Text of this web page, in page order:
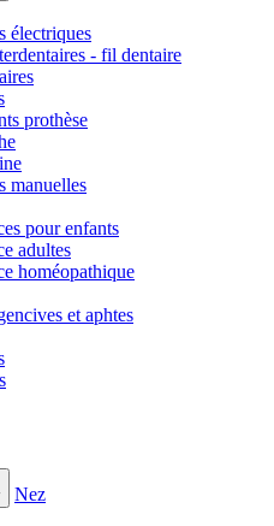
électriques
- fil dentaire
prothèse
manuelles
pour enfants
adultes
homéopathique
et aphtes
Nez